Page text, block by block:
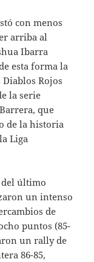
con menos
arriba al
Ibarra
esta forma la
Rojos
la serie
que
de la historia
Liga
último
un intenso
de
puntos (85-
un rally de
86-85,